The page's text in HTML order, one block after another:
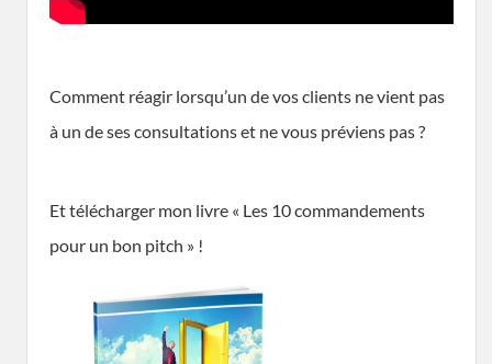
Comment réagir lorsqu’un de vos clients ne vient pas
à un de ses consultations et ne vous préviens pas ?
Et télécharger mon livre « Les 10 commandements
pour un bon pitch » !